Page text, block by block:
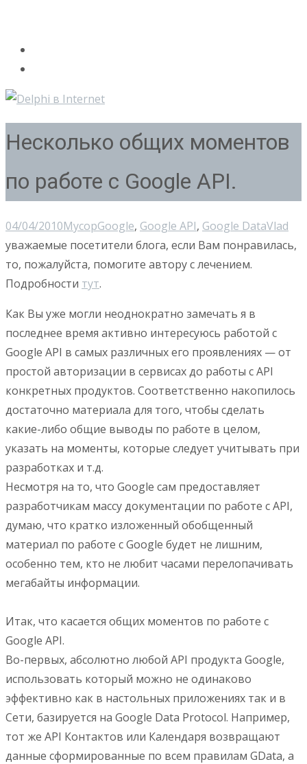
Несколько общих моментов
по работе с Google API.
04/04/2010МусорGoogle, Google API, Google DataVlad
уважаемые посетители блога, если Вам понравилась,
то, пожалуйста, помогите автору с лечением.
Подробности тут.
Как Вы уже могли неоднократно замечать я в
последнее время активно интересуюсь работой с
Google API в самых различных его проявлениях — от
простой авторизации в сервисах до работы с API
конкретных продуктов. Соответственно накопилось
достаточно материала для того, чтобы сделать
какие-либо общие выводы по работе в целом,
указать на моменты, которые следует учитывать при
разработках и т.д.
Несмотря на то, что Google сам предоставляет
разработчикам массу документации по работе с API,
думаю, что кратко изложенный обобщенный
материал по работе с Google будет не лишним,
особенно тем, кто не любит часами перелопачивать
мегабайты информации.
Итак, что касается общих моментов по работе с
Google API.
Во-первых, абсолютно любой API продукта Google,
использовать который можно не одинаково
эффективно как в настольных приложениях так и в
Сети, базируется на Google Data Protocol. Например,
тот же API Контактов или Календаря возвращают
данные сформированные по всем правилам GData, а